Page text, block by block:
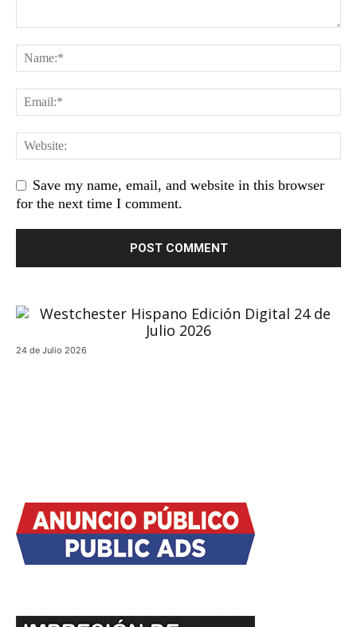
Save my name, email, and website in this browser
for the next time I comment.
24 de Julio 2026